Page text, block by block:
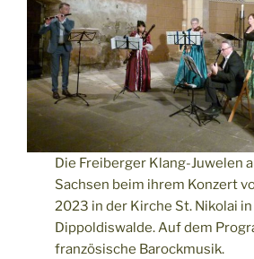
Die Freiberger Klang-Juwelen
Sachsen beim ihrem Konzert
2023 in der Kirche St. Nikolai in
Dippoldiswalde. Auf dem
französische Barockmusik.